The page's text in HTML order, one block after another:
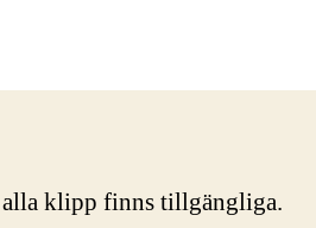
klipp finns tillgängliga.